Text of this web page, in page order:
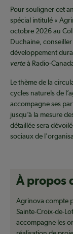
Pour souligner cet
spécial intitulé «
octobre 2026 au
Duchaine,
développement
verteà Radio-
Le thème de la
cycles naturels de
accompagne ses
jusqu’à la mesure
détaillée sera
sociaux de
À propos
Agrinova compte
Sainte-Croix-de-
accompagne les